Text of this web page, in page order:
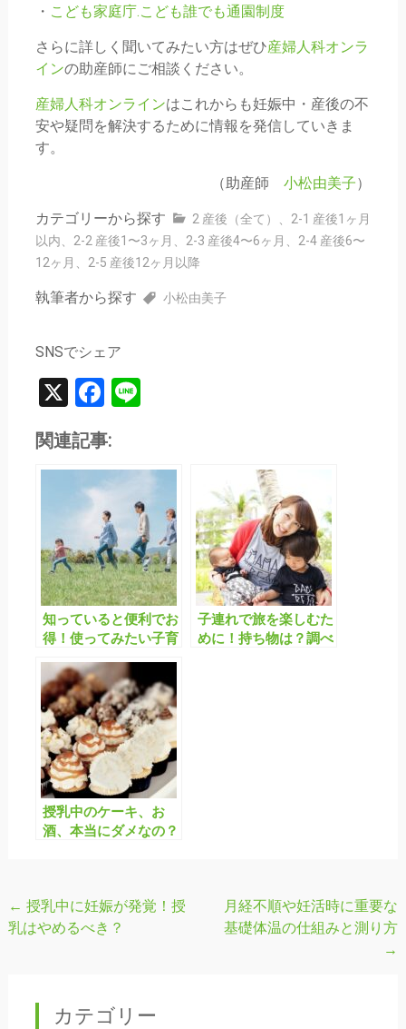
・ こども家庭庁.こども誰でも通園制度
さらに詳しく聞いてみたい方はぜひ産婦人科オンラ
インの助産師にご相談ください。
産婦人科オンラインはこれからも妊娠中・産後の不
安や疑問を解決するために情報を発信していきま
す。
（助産師小松由美子）
カテゴリーから探す 2 産後（全て） 、 2-1 産後1ヶ月
以内、 2-2 産後1〜3ヶ月 、 2-3 産後4〜6ヶ月 、 2-4 産後6〜
12ヶ月 、 2-5 産後12ヶ月以降
執筆者から探す 小松由美子
SNSでシェア
X Facebook
Line
関連記事:
知っていると便利でお
得！使ってみたい子育
宅訪問型の家事育児代
行サービス編〜
子連れで旅を楽しむた
めに！持ち物は？調べ
授乳中のケーキ、お
酒、本当にダメなの？
投
稿
← 授乳中に妊娠が発覚！授
乳はやめるべき？
月経不順や妊活時に重要な
基礎体温の仕組みと測り方
→
カテゴリー